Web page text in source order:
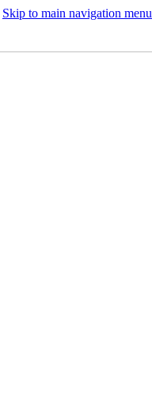
Skip to main navigation menu